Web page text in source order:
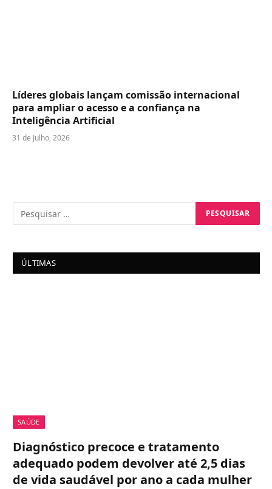
Líderes globais lançam comissão internacional
para ampliar o acesso e a confiança na
Inteligência Artificial
31 de Julho, 2026
ÚLTIMAS
SAÚDE
Diagnóstico precoce e tratamento
adequado podem devolver até 2,5 dias
de vida saudável por ano a cada mulher